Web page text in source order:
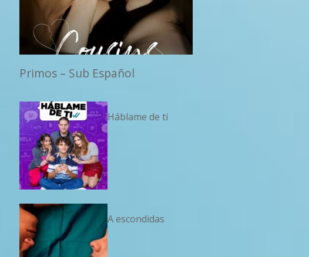
Primos – Sub Español
Háblame de ti
A escondidas